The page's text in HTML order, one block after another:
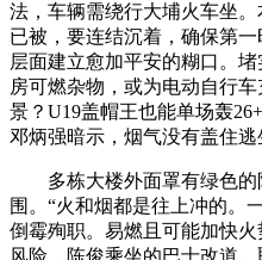
法，车辆需绕行大埔火车坐
已被，要连结沉着，确保第
层面建立愈加平安的糊口。
房可燃杂物，或为电动自行
景？U19盖帽王也能单场轰
邓炳强暗示，烟气没有盖住逃
多栋大楼外面罩有绿色的
围。“火和烟都是往上冲的。
倒霉殉职。易燃且可能加快
风险，陈俊乘坐的巴士改道